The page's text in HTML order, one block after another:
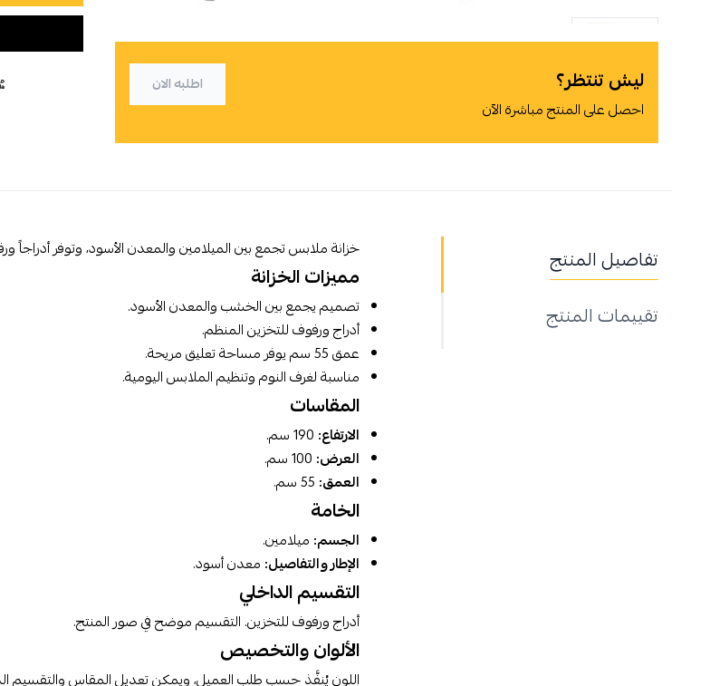
ليش تنتظر؟
احصل على المنتج مباشرة الآن
اطلبه الان
أوافق على سياسة الشراء
تفاصيل المنتج
تقييمات المنتج
خزانة ملابس تجمع بين الميلامين والمعدن الأسود، وتوفر أدراجاً
مميزات الخزانة
تصميم يجمع بين الخشب والمعدن الأسود.
أدراج ورفوف للتخزين المنظم.
عمق 55 سم يوفر مساحة تعليق مريحة.
مناسبة لغرف النوم وتنظيم الملابس اليومية.
المقاسات
الارتفاع:
العرض:
العمق:
الخامة
الجسم: ميلامين.
الإطار والتفاصيل: معدن أسود.
التقسيم الداخلي
أدراج ورفوف للتخزين. التقسيم موضح في صور المنتج.
الألوان والتخصيص
اللون يُنفَّذ حسب طلب العميل، ويمكن تعديل المقاس والتقسيم